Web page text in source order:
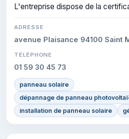
L'entreprise dispose de la
ADRESSE
avenue Plaisance 94100 Saint
TÉLÉPHONE
01 59 30 45 73
panneau solaire
dépannage de panneau
installation de panneau solaire